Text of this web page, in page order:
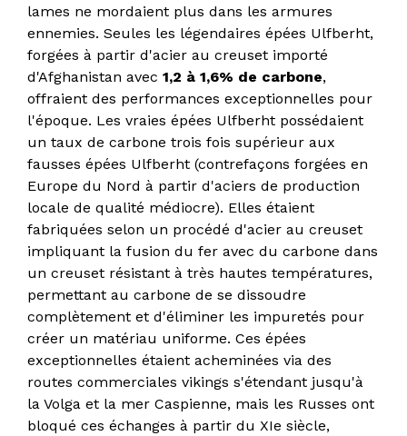
lames ne mordaient plus dans les armures
ennemies. Seules les légendaires épées Ulfberht,
forgées à partir d'acier au creuset importé
d'Afghanistan avec 1,2 à 1,6% de carbone,
offraient des performances exceptionnelles pour
l'époque. Les vraies épées Ulfberht possédaient
un taux de carbone trois fois supérieur aux
fausses épées Ulfberht (contrefaçons forgées en
Europe du Nord à partir d'aciers de production
locale de qualité médiocre). Elles étaient
fabriquées selon un procédé d'acier au creuset
impliquant la fusion du fer avec du carbone dans
un creuset résistant à très hautes températures,
permettant au carbone de se dissoudre
complètement et d'éliminer les impuretés pour
créer un matériau uniforme. Ces épées
exceptionnelles étaient acheminées via des
routes commerciales vikings s'étendant jusqu'à
la Volga et la mer Caspienne, mais les Russes ont
bloqué ces échanges à partir du XIe siècle,